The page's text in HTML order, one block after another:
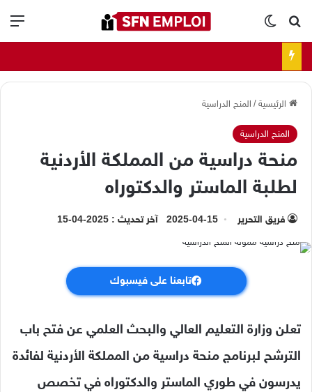
بحث عنالوضع المظلم
الرئيسية/ المنح الدراسية
المنح الدراسية
منحة دراسية من المملكة الأردنية
لطلبة الماستر والدكتوراه
فريق التحرير 2025-04-15 آخر تحديث : 2025-04-15
تابعنا على فيسبوك
تعلن وزارة التعليم العالي والبحث العلمي عن فتح باب
الترشح لبرنامج منحة دراسية من المملكة الأردنية لفائدة
يدرسون في طوري الماستر والدكتوراه في تخصص